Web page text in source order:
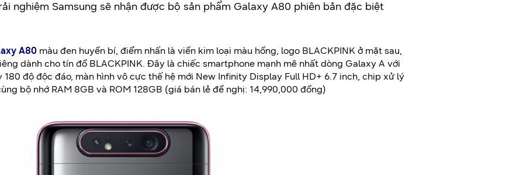
nghiệm Samsung sẽ nhận được bộ sản phẩm Galaxy A80 phiên bản đặc biệt
A80 màu đen huyền bí, điểm nhấn là viền kim loại màu hồng, logo BLACKPINK ở mặt sau,
dành cho tín đồ BLACKPINK. Đây là chiếc smartphone mạnh mẽ nhất dòng Galaxy A với
độ độc đáo, màn hình vô cực thế hệ mới New Infinity Display Full HD+ 6.7 inch, chip xử lý
bộ nhớ RAM 8GB và ROM 128GB (giá bán lẻ đề nghị: 14,990,000 đồng)